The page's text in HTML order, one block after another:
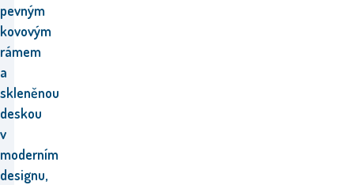
pevným
kovovým
rámem
a
skleněnou
deskou
v
moderním
designu,